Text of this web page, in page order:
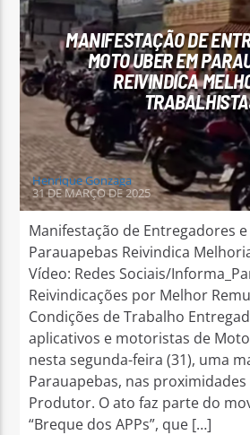
Arara Azul FM
MANIFESTAÇÃO DE
MOTO UBER EM
REIVINDICA
Henrique Gonzaga
31 DE MARÇO DE 2025
Manifestação de Entregadores
Parauapebas Reivindica
Vídeo: Redes Sociais/
Reivindicações por Melhor
Condições de Trabalho
aplicativos e motoristas de
nesta segunda-feira (31), uma
Parauapebas, nas proximidades
Produtor. O ato faz parte do
“Breque dos APPs”, que […]